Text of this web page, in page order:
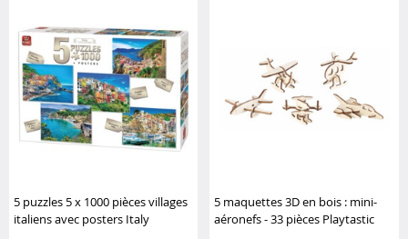
5 puzzles 5 x 1000 pièces villages
italiens avec posters Italy
5 maquettes 3D en bois : mini-
aéronefs - 33 pièces Playtastic